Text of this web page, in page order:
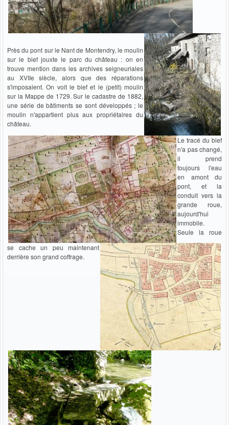
Près du pont sur le Nant de Montendry, le moulin
sur le bief jouxte le parc du château : on en
trouve mention dans les archives seigneuriales
au XVIIe siècle, alors que des réparations
s'imposaient. On voit le bief et le (petit) moulin
sur la Mappe de 1729. Sur le cadastre de 1882,
une série de bâtiments se sont développés ; le
moulin n'appartient plus aux propriétaires du
château.
Le tracé du bief
n'a pas changé,
il prend
toujours l'eau
en amont du
pont, et la
conduit vers la
grande roue,
aujourd'hui
immobile.
Seule la roue
se cache un peu maintenant
derrière son grand coffrage.